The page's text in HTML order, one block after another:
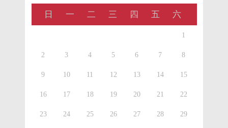
日 一 二 三 四 五 六
1
2 3 4 5 6 7 8
9 10 11 12 13 14 15
16 17 18 19 20 21 22
23 24 25 26 27 28 29